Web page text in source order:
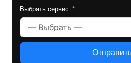
Выбрать сервис
Отправить